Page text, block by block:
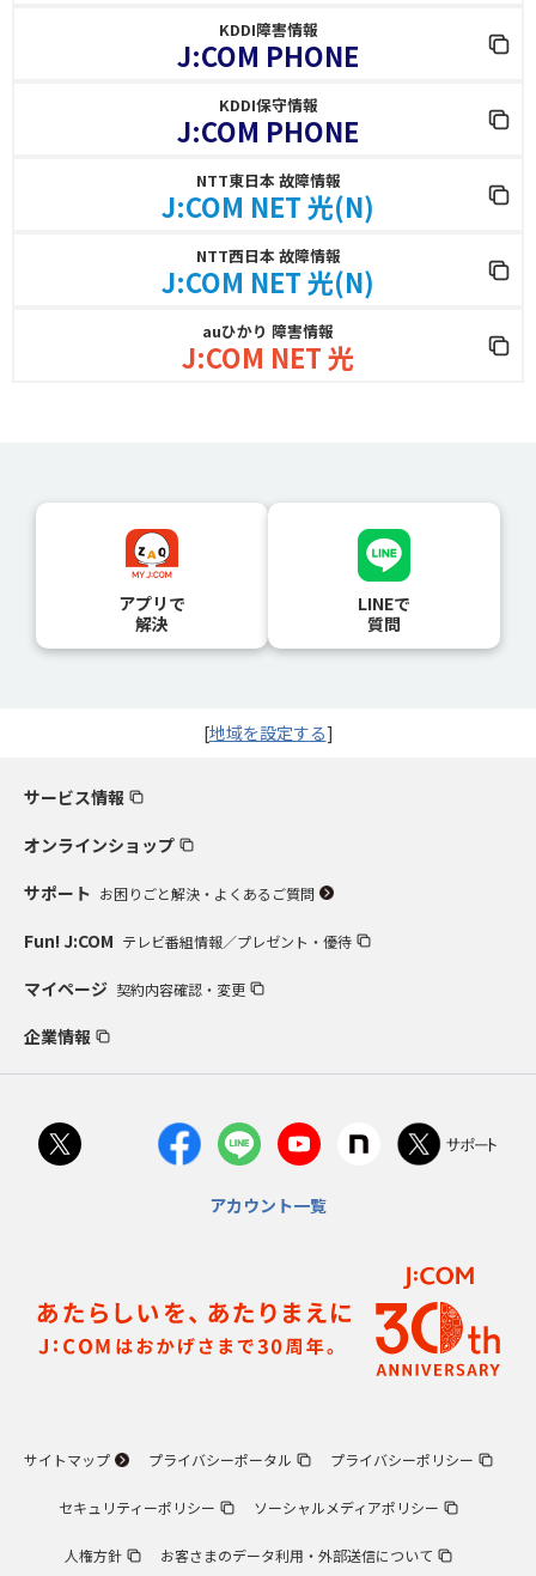
KDDI障害情報
J:COM PHONE
KDDI保守情報
J:COM PHONE
NTT東日本 故障情報
J:COM NET 光(N)
NTT西日本 故障情報
J:COM NET 光(N)
auひかり 障害情報
J:COM NET 光
アプリで
解決
LINEで
質問
[地域を設定する]
サービス情報
オンラインショップ
サポート お困りごと解決・よくあるご質問
Fun! J:COM テレビ番組情報／プレゼント・優待
マイページ 契約内容確認・変更
企業情報
アカウント一覧
サイトマップ プライバシーポータル プライバシーポリシー
セキュリティーポリシー ソーシャルメディアポリシー
人権方針 お客さまのデータ利用・外部送信について